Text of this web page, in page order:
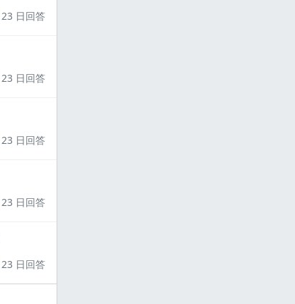
日回答
日回答
日回答
日回答
日回答